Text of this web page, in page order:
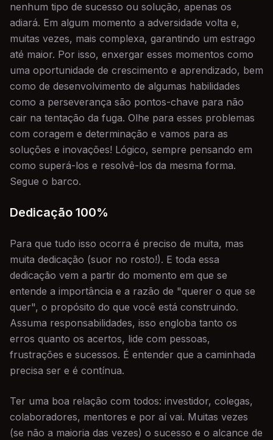
nenhum tipo de sucesso ou solução, apenas os
adiará. Em algum momento a adversidade volta e,
muitas vezes, mais complexa, garantindo um estrago
até maior. Por isso, enxergar esses momentos como
uma oportunidade de crescimento e aprendizado, bem
como de desenvolvimento de algumas habilidades
como a perseverança são pontos-chave para não
cair na tentação da fuga. Olhe para esses problemas
com coragem e determinação e vamos para as
soluções e inovações! Lógico, sempre pensando em
como superá-los e resolvê-los da mesma forma.
Segue o barco.
Dedicação 100%
Para que tudo isso ocorra é preciso de muita, mas
muita dedicação (suor no rosto!). E toda essa
dedicação vem a partir do momento em que se
entende a importância e a razão de "querer o que se
quer", o propósito do que você está construindo.
Assuma responsabilidades, isso engloba tanto os
erros quanto os acertos, lide com pessoas,
frustrações e sucessos. É entender que a caminhada
precisa ser e é contínua.
Ter uma boa relação com todos: investidor, colegas,
colaboradores, mentores e por aí vai. Muitas vezes
(se não a maioria das vezes) o sucesso e o alcance de